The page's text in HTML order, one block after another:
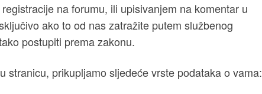
na forumu, ili upisivanjem na komentar u
ako to od nas zatražite putem službenog
postupiti prema zakonu.
stranicu, prikupljamo sljedeće vrste podataka o vama: